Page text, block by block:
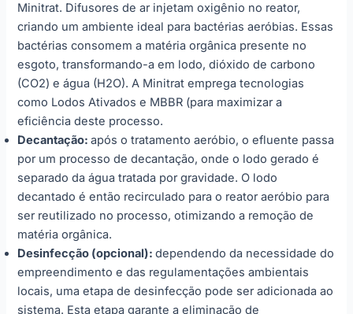
Minitrat. Difusores de ar injetam oxigênio no reator,
criando um ambiente ideal para bactérias aeróbias. Essas
bactérias consomem a matéria orgânica presente no
esgoto, transformando-a em lodo, dióxido de carbono
(CO2) e água (H2O). A Minitrat emprega tecnologias
como Lodos Ativados e MBBR (para maximizar a
eficiência deste processo.
Decantação:após o tratamento aeróbio, o efluente passa
por um processo de decantação, onde o lodo gerado é
separado da água tratada por gravidade. O lodo
decantado é então recirculado para o reator aeróbio para
ser reutilizado no processo, otimizando a remoção de
matéria orgânica.
Desinfecção (opcional):dependendo da necessidade do
empreendimento e das regulamentações ambientais
locais, uma etapa de desinfecção pode ser adicionada ao
sistema. Esta etapa garante a eliminação de